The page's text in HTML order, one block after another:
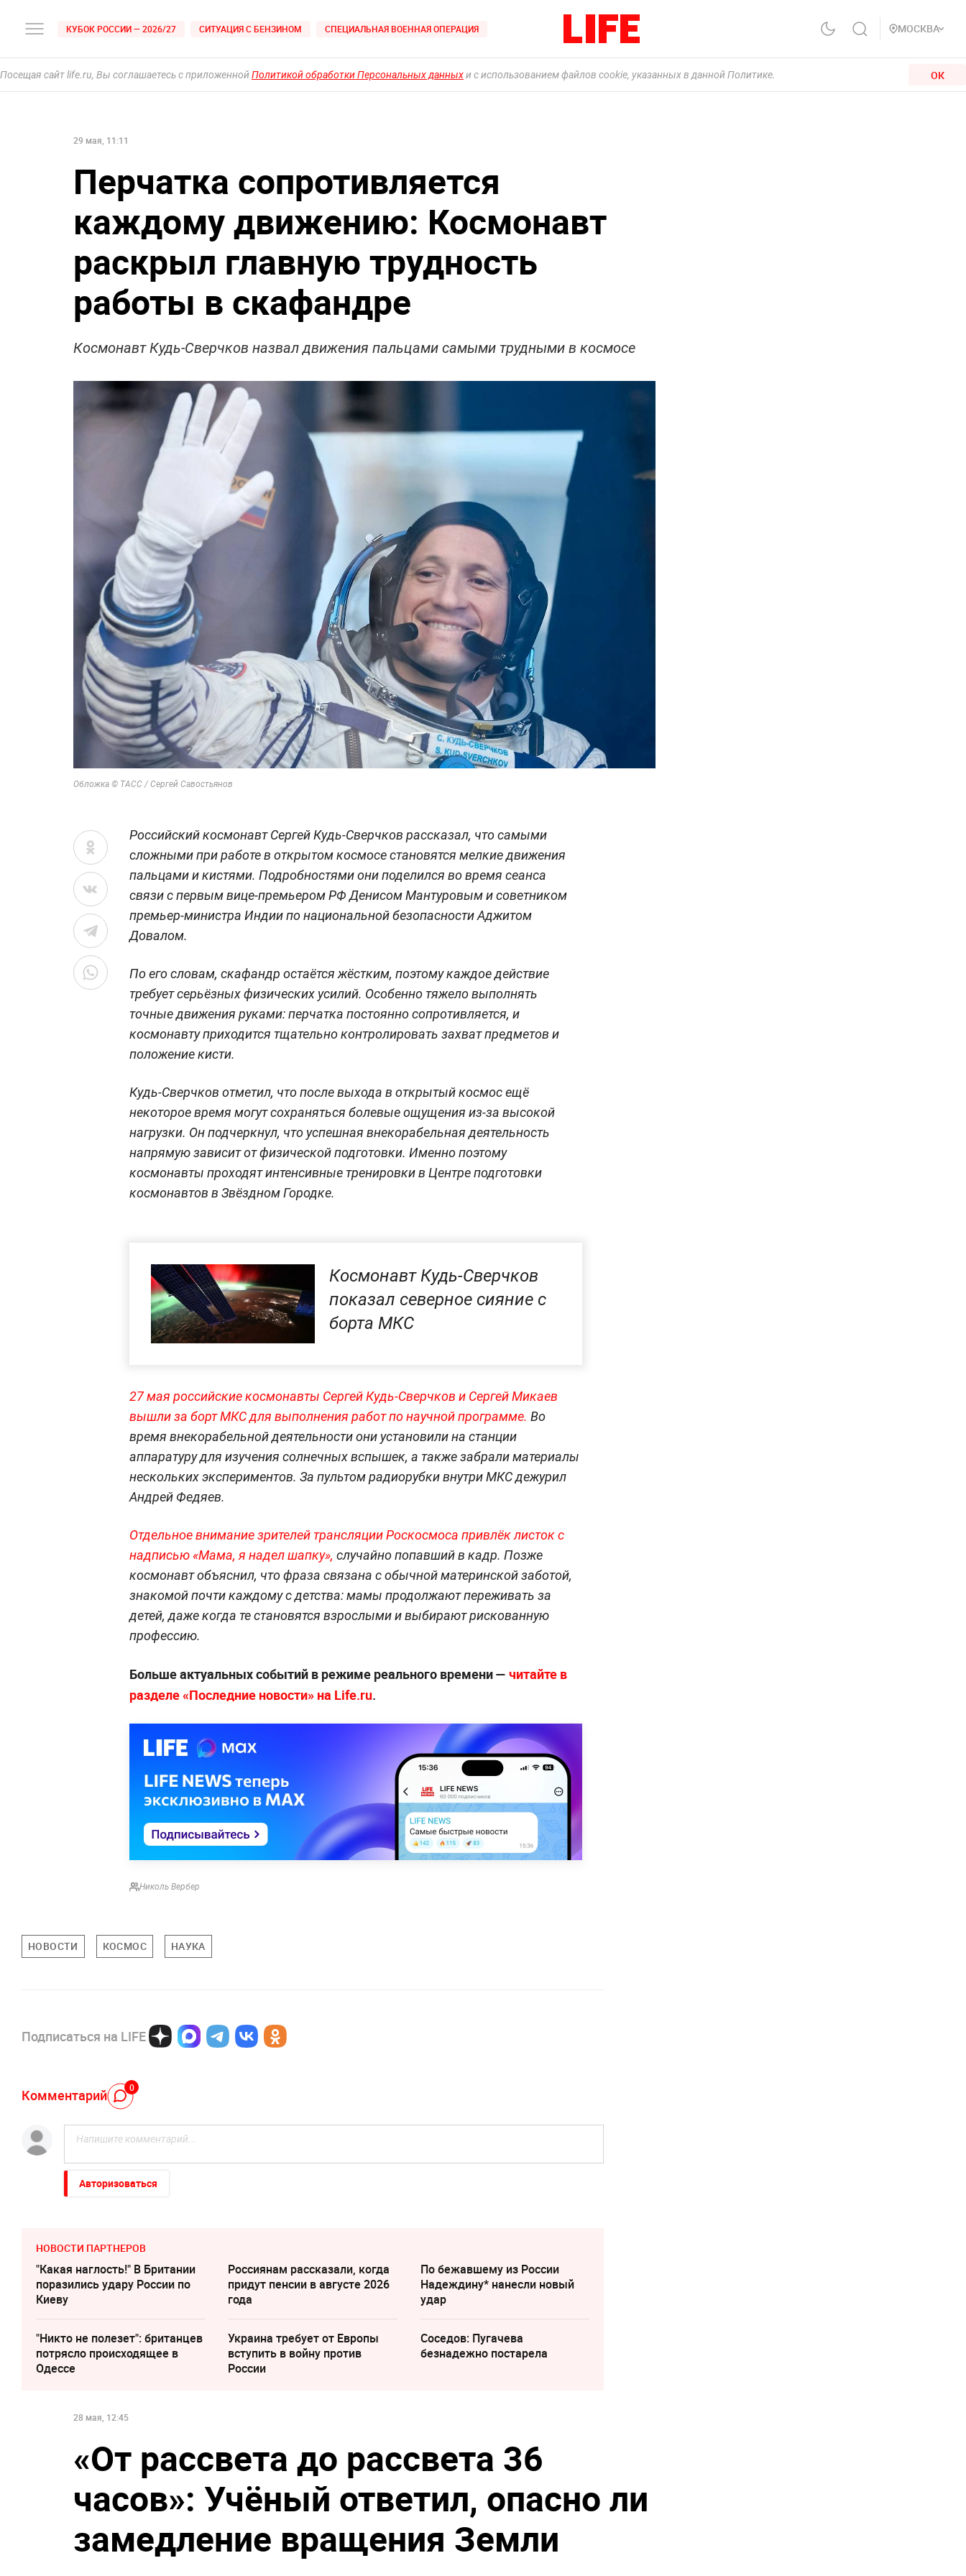
КУБОК РОССИИ — 2026/27 СИТУАЦИЯ С БЕНЗИНОМ СПЕЦИАЛЬНАЯ ВОЕННАЯ ОПЕРАЦИЯ МОСКВА
Посещая сайт life.ru, Вы соглашаетесь с приложеннойПолитикой обработки Персональных данныхи с использованием файлов cookie, указанных в данной Политике. ОК
29 мая, 11:11
Перчатка сопротивляется
каждому движению: Космонавт
раскрыл главную трудность
работы в скафандре
Космонавт Кудь-Сверчков назвал движения пальцами самыми трудными в космосе
Обложка © ТАСС / Сергей Савостьянов
Российский космонавт Сергей Кудь-Сверчков рассказал, что самыми
сложными при работе в открытом космосе становятся мелкие движения
пальцами и кистями. Подробностями они поделился во время сеанса
связи с первым вице-премьером РФ Денисом Мантуровым и советником
премьер-министра Индии по национальной безопасности Аджитом
Довалом.
По его словам, скафандр остаётся жёстким, поэтому каждое действие
требует серьёзных физических усилий. Особенно тяжело выполнять
точные движения руками: перчатка постоянно сопротивляется, и
космонавту приходится тщательно контролировать захват предметов и
положение кисти.
Кудь-Сверчков отметил, что после выхода в открытый космос ещё
некоторое время могут сохраняться болевые ощущения из-за высокой
нагрузки. Он подчеркнул, что успешная внекорабельная деятельность
напрямую зависит от физической подготовки. Именно поэтому
космонавты проходят интенсивные тренировки в Центре подготовки
космонавтов в Звёздном Городке.
Космонавт Кудь-Сверчков
показал северное сияние с
борта МКС
27 мая российские космонавты Сергей Кудь-Сверчков и Сергей Микаев
вышли за борт МКС для выполнения работ по научной программе. Во
время внекорабельной деятельности они установили на станции
аппаратуру для изучения солнечных вспышек, а также забрали материалы
нескольких экспериментов. За пультом радиорубки внутри МКС дежурил
Андрей Федяев.
Отдельное внимание зрителей трансляции Роскосмоса привлёк листок с
надписью «Мама, я надел шапку», случайно попавший в кадр. Позже
космонавт объяснил, что фраза связана с обычной материнской заботой,
знакомой почти каждому с детства: мамы продолжают переживать за
детей, даже когда те становятся взрослыми и выбирают рискованную
профессию.
Больше актуальных событий в режиме реального времени — читайте в
разделе «Последние новости» на Life.ru.
Николь Вербер
НОВОСТИ КОСМОС НАУКА
Подписаться на LIFE
Комментарий 0
Авторизоваться
НОВОСТИ ПАРТНЕРОВ
"Какая наглость!" В Британии
поразились удару России по
Киеву
Россиянам рассказали, когда
придут пенсии в августе 2026
года
По бежавшему из России
Надеждину* нанесли новый
удар
"Никто не полезет": британцев
потрясло происходящее в
Одессе
Украина требует от Европы
вступить в войну против
России
Соседов: Пугачева
безнадежно постарела
28 мая, 12:45
«От рассвета до рассвета 36
часов»: Учёный ответил, опасно ли
замедление вращения Земли